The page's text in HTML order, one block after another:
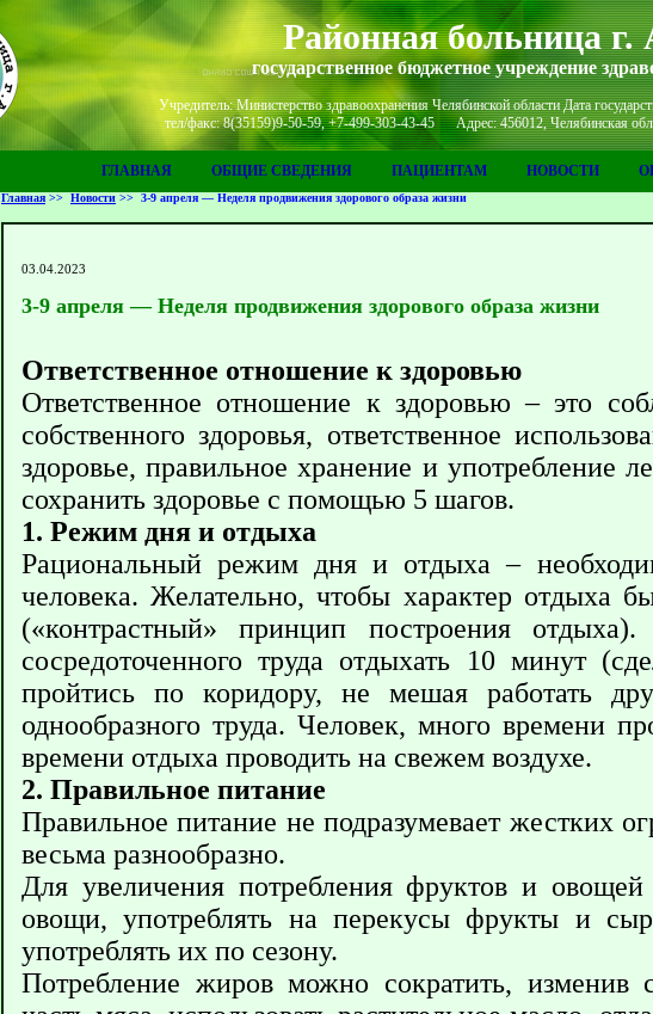
Районная больница
государственное бюджетное учреждение
Учредитель: Министерство здравоохранения Челябинской области Дата
тел/факс: 8(35159)9-50-59, +7-499-303-43-45 Адрес: 456012, Челябинская
ГЛАВНАЯ ОБЩИЕ СВЕДЕНИЯ ПАЦИЕНТАМ НОВОСТИ
Главная >> Новости >> 3-9 апреля — Неделя продвижения здорового образа жизни
03.04.2023
3-9 апреля — Неделя продвижения здорового образа жизни
Ответственное отношение к здоровью
Ответственное отношение к здоровью – это
собственного здоровья, ответственное
здоровье, правильное хранение и употребление
сохранить здоровье с помощью 5 шагов.
1. Режим дня и отдыха
Рациональный режим дня и отдыха –
человека. Желательно, чтобы характер отдыха
(«контрастный» принцип построения
сосредоточенного труда отдыхать 10 минут
пройтись по коридору, не мешая работать
однообразного труда. Человек, много времени
времени отдыха проводить на свежем воздухе.
2. Правильное питание
Правильное питание не подразумевает жестких
весьма разнообразно.
Для увеличения потребления фруктов и
овощи, употреблять на перекусы фрукты и
употреблять их по сезону.
Потребление жиров можно сократить,